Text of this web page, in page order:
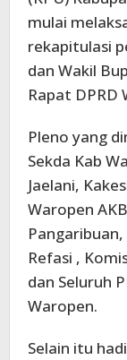
mulai
rekapitulasi
dan Wakil
Rapat DPRD
Pleno yang
Sekda Kab
Jaelani,
Waropen
Refasi ,
dan Seluruh
Waropen.
Selain itu